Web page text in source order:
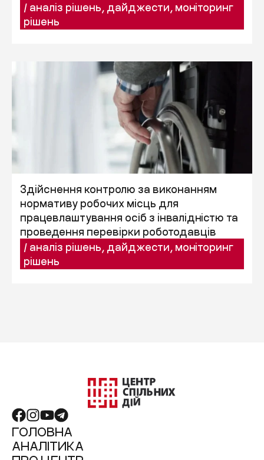
/ аналіз рішень, дайджести, моніторинг
рішень
Здійснення контролю за виконанням
нормативу робочих місць для
працевлаштування осіб з інвалідністю та
проведення перевірки роботодавців
/ аналіз рішень, дайджести, моніторинг
рішень
ГОЛОВНА
АНАЛІТИКА